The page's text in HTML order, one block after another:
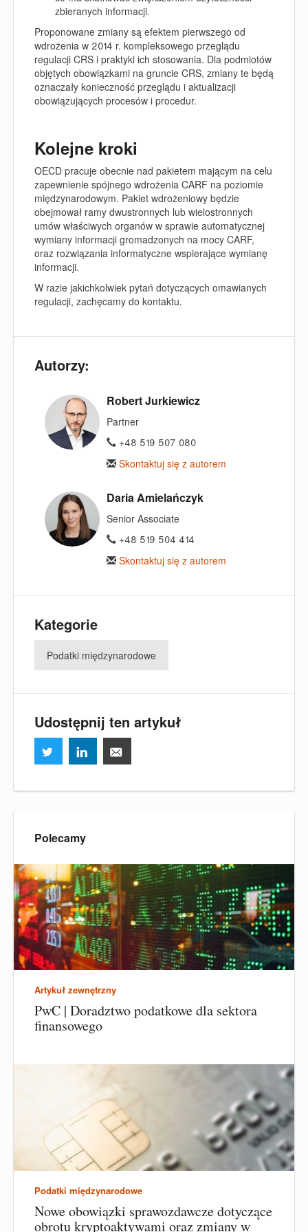
zbieranych informacji.
Proponowane zmiany są efektem pierwszego od
wdrożenia w 2014 r. kompleksowego przeglądu
regulacji CRS i praktyki ich stosowania. Dla podmiotów
objętych obowiązkami na gruncie CRS, zmiany te będą
oznaczały konieczność przeglądu i aktualizacji
obowiązujących procesów i procedur.
Kolejne kroki
OECD pracuje obecnie nad pakietem mającym na celu
zapewnienie spójnego wdrożenia CARF na poziomie
międzynarodowym. Pakiet wdrożeniowy będzie
obejmował ramy dwustronnych lub wielostronnych
umów właściwych organów w sprawie automatycznej
wymiany informacji gromadzonych na mocy CARF,
oraz rozwiązania informatyczne wspierające wymianę
informacji.
W razie jakichkolwiek pytań dotyczących omawianych
regulacji, zachęcamy do kontaktu.
Autorzy:
Robert Jurkiewicz
Partner
+48 519 507 080
Skontaktuj się z autorem
Daria Amielańczyk
Senior Associate
+48 519 504 414
Skontaktuj się z autorem
Kategorie
Podatki międzynarodowe
Udostępnij ten artykuł
Polecamy
Artykuł zewnętrzny
PwC | Doradztwo podatkowe dla sektora
finansowego
Podatki międzynarodowe
Nowe obowiązki sprawozdawcze dotyczące
obrotu kryptoaktywami oraz zmiany w